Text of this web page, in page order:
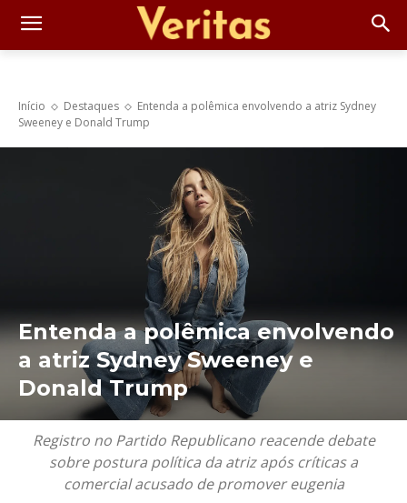
Início Destaques
Entenda a polêmica envolvendo a atriz Sydney
Sweeney e Donald Trump
Entenda a polêmica envolvendo
a atriz Sydney Sweeney e
Donald Trump
Registro no Partido Republicano reacende debate
sobre postura política da atriz após críticas a
comercial acusado de promover eugenia